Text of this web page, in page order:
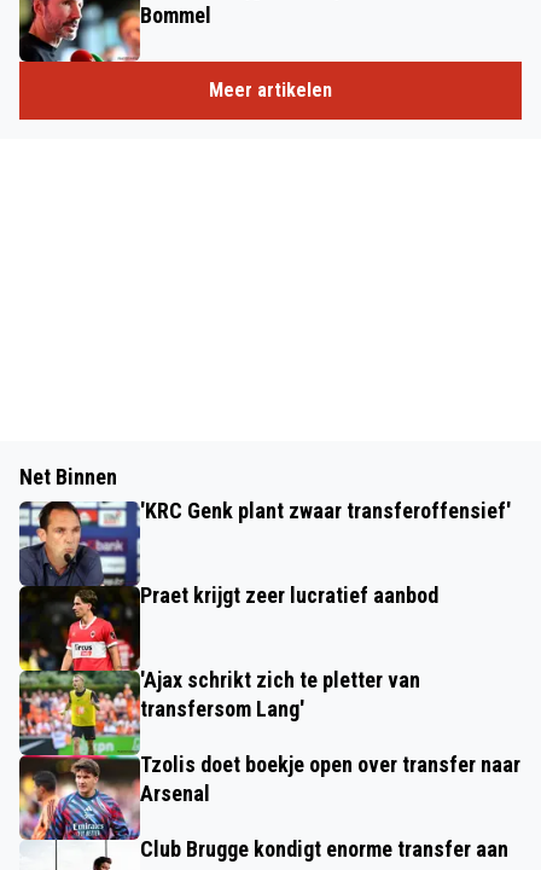
Bommel
Meer artikelen
Net Binnen
'KRC Genk plant zwaar transferoffensief'
Praet krijgt zeer lucratief aanbod
'Ajax schrikt zich te pletter van
transfersom Lang'
Tzolis doet boekje open over transfer naar
Arsenal
Club Brugge kondigt enorme transfer aan